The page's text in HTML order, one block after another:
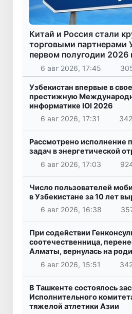
Китай и Россия стали
торговыми партнерами
первом полугодии 2026
6 авг 2026, 17:45
Узбекистан впервые в
престижную
информатике IOI 2026
6 авг 2026, 17:31
342
Рассмотрено исполнение
задач в энергетической
6 авг 2026, 17:03
Число пользователей
в Узбекистане за 10 лет
6 авг 2026, 16:38
При содействии
соотечественница,
Алматы, вернулась на
6 авг 2026, 15:51
В Ташкенте состоялось
Исполнительного
тяжелой атлетики Азии